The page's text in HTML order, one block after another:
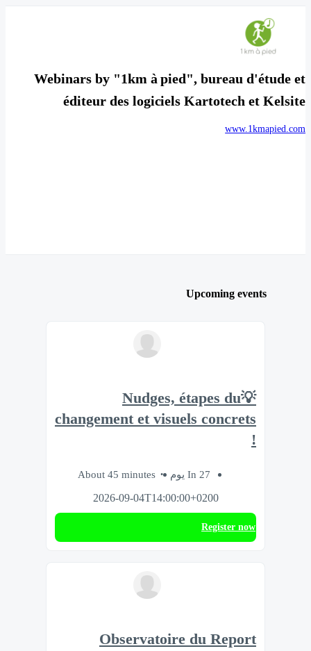
Webinars by "1km à pied", bureau d'étude et
éditeur des logiciels Kartotech et Kelsite
www.1kmapied.com
Upcoming events
💡Nudges, étapes du
changement et visuels concrets
!
In 27 يوم
About 45 minutes
2026-09-04T14:00:00+0200
Register now
Observatoire du Report